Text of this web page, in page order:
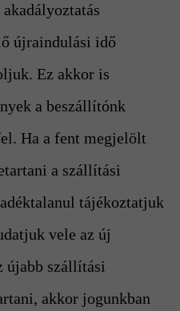
újraindulási idő
Ez akkor is
a beszállítónk
Ha a fent megjelölt
a szállítási
tájékoztatjuk
vele az új
újabb szállítási
akkor jogunkban